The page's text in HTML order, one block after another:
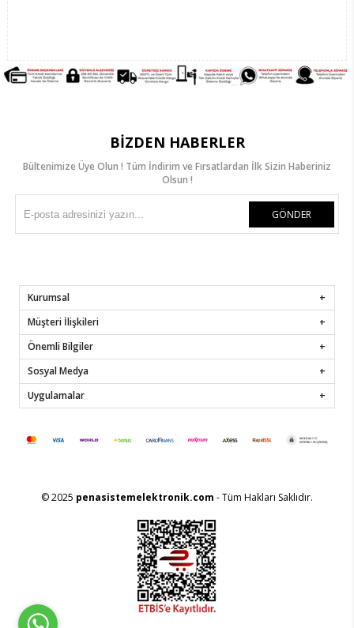
BIZDEN HABERLER
Bültenimize Üye Olun ! Tüm İndirim ve Fırsatlardan İlk Sizin Haberiniz
Olsun !
GÖNDER
Kurumsal
Müşteri İlişkileri
Önemli Bilgiler
Sosyal Medya
Uygulamalar
© 2025 penasistemelektronik.com - Tüm Hakları Saklıdır.